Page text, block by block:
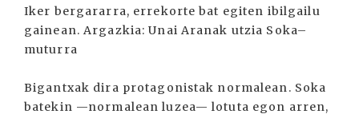
Iker bergararra, errekorte bat egiten ibilgailu
gainean. Argazkia: Unai Aranak utzia Soka–
muturra
Bigantxak dira protagonistak normalean. Soka
batekin —normalean luzea— lotuta egon arren,